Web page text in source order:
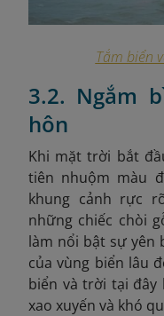
Tắm biển
3.2. Ngắm
hôn
Khi mặt trời bắt
tiên nhuộm màu
khung cảnh rực
những chiếc chòi
làm nổi bật sự yên
của vùng biển lâu
biển và trời tại đây
xao xuyến và khó